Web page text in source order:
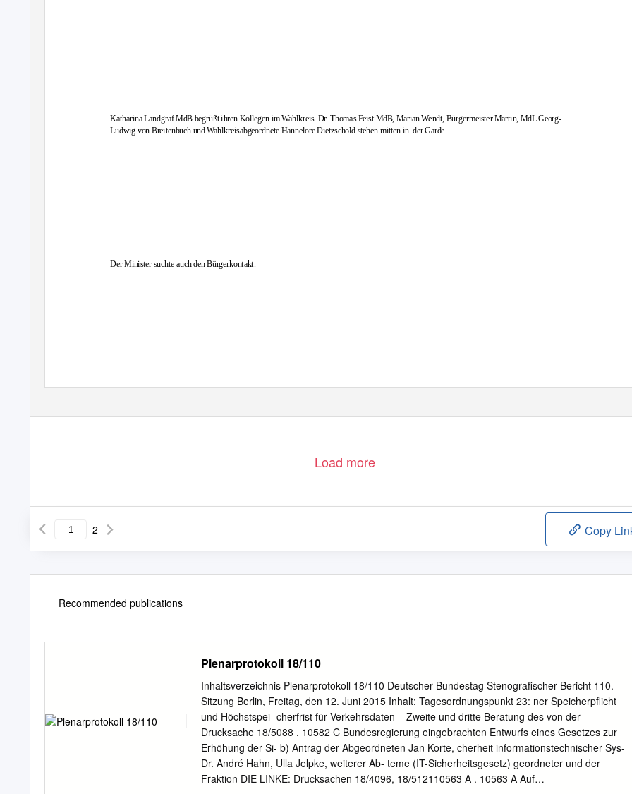
Katharina Landgraf MdB begrüßt ihren Kollegen im Wahlkreis. Dr. Thomas Feist MdB, Marian Wendt, Bürgermeister Martin, MdL Georg-
Ludwig von Breitenbuch und Wahlkreisabgeordnete Hannelore Dietzschold stehen mitten in der Garde.
Der Minister suchte auch den Bürgerkontakt.
Load more
2 Copy
Recommended publications
Plenarprotokoll 18/110
Inhaltsverzeichnis Plenarprotokoll 18/110 Deutscher Bundestag Stenografischer Bericht 110.
Sitzung Berlin, Freitag, den 12. Juni 2015 Inhalt: Tagesordnungspunkt 23: ner Speicherpflicht
und Höchstspei- cherfrist für Verkehrsdaten – Zweite und dritte Beratung des von der
Drucksache 18/5088 . 10582 C Bundesregierung eingebrachten Entwurfs eines Gesetzes zur
Erhöhung der Si- b) Antrag der Abgeordneten Jan Korte, cherheit informationstechnischer Sys-
Dr. André Hahn, Ulla Jelpke, weiterer Ab- teme (IT-Sicherheitsgesetz) geordneter und der
Fraktion DIE LINKE: Drucksachen 18/4096, 18/512110563 A . 10563 A Auf